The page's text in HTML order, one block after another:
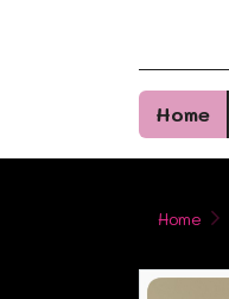
Home
Home